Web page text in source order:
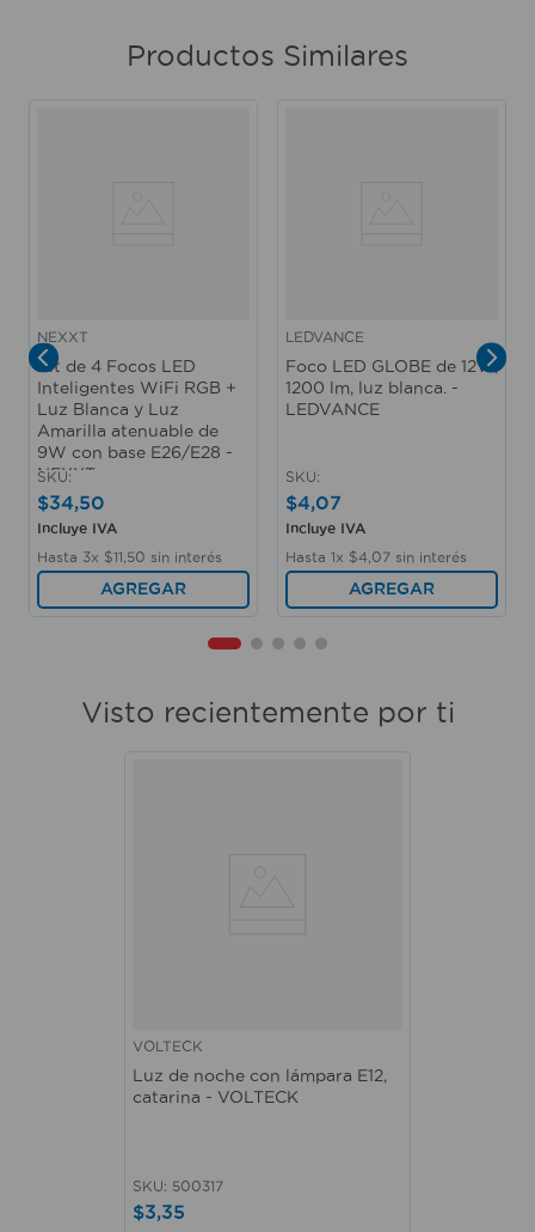
Productos Similares
NEXXT
Kit de 4 Focos LED
Inteligentes WiFi RGB +
Luz Blanca y Luz
Amarilla atenuable de
9W con base E26/E28 -
NEXXT
SKU:
$34,50
Incluye IVA
Hasta 3x $11 50 sin interés
AGREGAR
LEDVANCE
Foco LED GLOBE de 12W,
1200 lm, luz blanca. -
LEDVANCE
SKU:
$4,07
Incluye IVA
Hasta 1x $4 07 sin interés
AGREGAR
Visto recientemente por ti
VOLTECK
Luz de noche con lámpara E12,
catarina - VOLTECK
SKU: 500317
$3,35